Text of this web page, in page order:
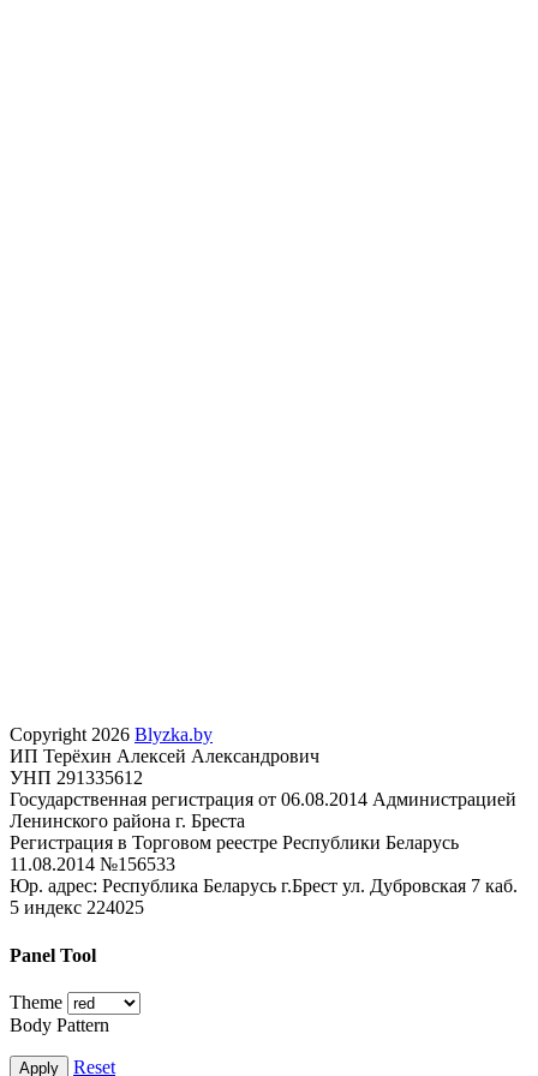
Copyright 2026 Blyzka.by
ИП Терёхин Алексей Александрович
УНП 291335612
Государственная регистрация от 06.08.2014 Администрацией
Ленинского района г. Бреста
Регистрация в Торговом реестре Республики Беларусь
11.08.2014 №156533
Юр. адрес: Республика Беларусь г.Брест ул. Дубровская 7 каб.
5 индекс 224025
Panel Tool
Theme
Body Pattern
Apply Reset